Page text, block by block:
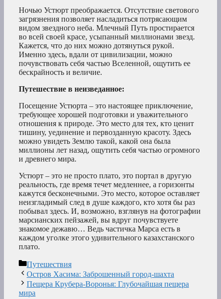
Ночью Устюрт преображается. Отсутствие светового
загрязнения позволяет насладиться потрясающим
видом звездного неба. Млечный Путь простирается
во всей своей красе, усыпанный миллионами звезд.
Кажется, что до них можно дотянуться рукой.
Именно здесь, вдали от цивилизации, можно
почувствовать себя частью Вселенной, ощутить ее
бескрайность и величие.
Путешествие в неизведанное:
Посещение Устюрта – это настоящее приключение,
требующее хорошей подготовки и уважительного
отношения к природе. Это место для тех, кто ценит
тишину, уединение и первозданную красоту. Здесь
можно увидеть Землю такой, какой она была
миллионы лет назад, ощутить себя частью огромного
и древнего мира.
Устюрт – это не просто плато, это портал в другую
реальность, где время течет медленнее, а горизонты
кажутся бесконечными. Это место, которое оставляет
неизгладимый след в душе каждого, кто хотя бы раз
побывал здесь. И, возможно, взглянув на фотографии
марсианских пейзажей, вы вдруг почувствуете
знакомое дежавю… Ведь частичка Марса есть в
каждом уголке этого удивительного казахстанского
плато.
Рубрики
Путешествия
Остров Хасима: Заброшенный город-шахта
Пещера Крубера-Воронья: Глубочайшая пещера
мира